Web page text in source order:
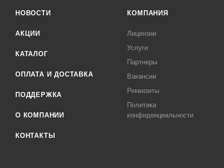
НОВОСТИ
АКЦИИ
КАТАЛОГ
ОПЛАТА И ДОСТАВКА
ПОДДЕРЖКА
О КОМПАНИИ
КОНТАКТЫ
КОМПАНИЯ
Лицензии
Услуги
Партнеры
Вакансии
Реквизиты
Политика
конфиденциальности